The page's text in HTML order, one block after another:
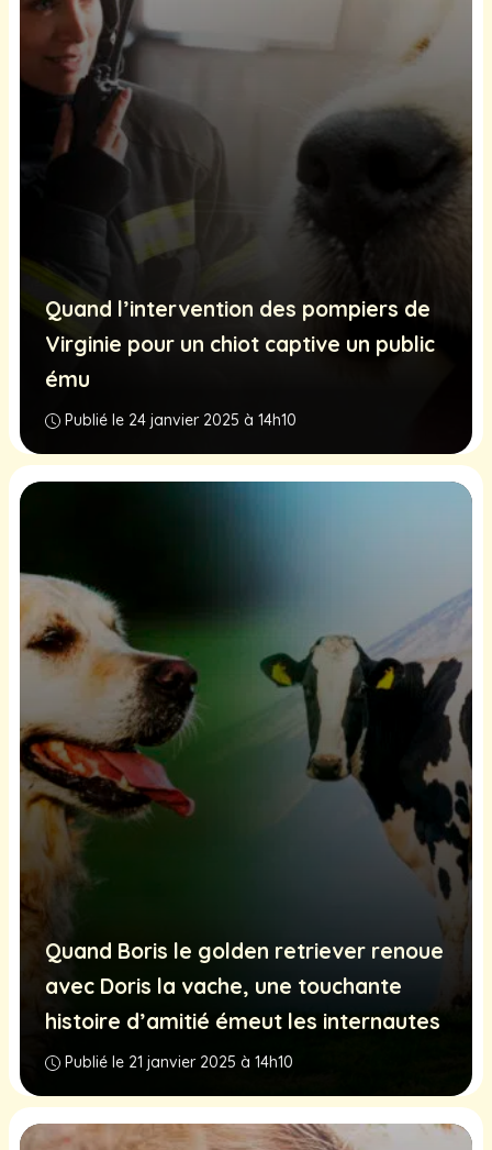
Quand l’intervention des pompiers de
Virginie pour un chiot captive un public
ému
Publié le 24 janvier 2025 à 14h10
Quand Boris le golden retriever renoue
avec Doris la vache, une touchante
histoire d’amitié émeut les internautes
Publié le 21 janvier 2025 à 14h10